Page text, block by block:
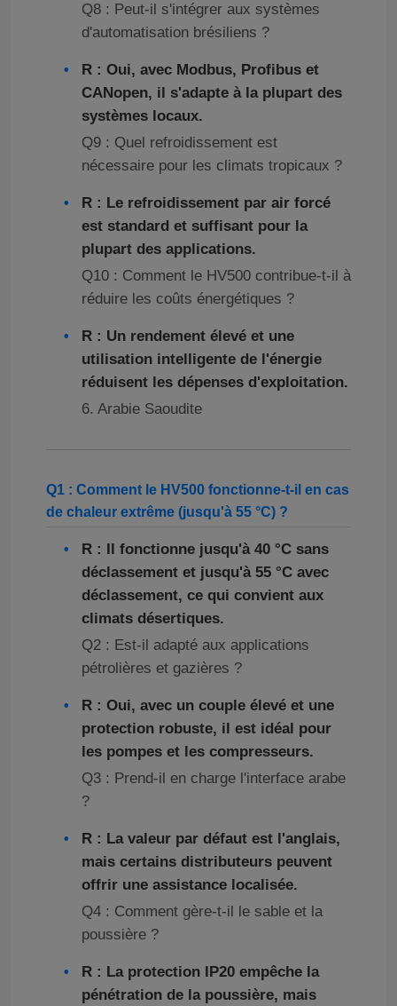
Q8 : Peut-il s'intégrer aux systèmes
d'automatisation brésiliens ?
R : Oui, avec Modbus, Profibus et
CANopen, il s'adapte à la plupart des
systèmes locaux.
Q9 : Quel refroidissement est
nécessaire pour les climats tropicaux ?
R : Le refroidissement par air forcé
est standard et suffisant pour la
plupart des applications.
Q10 : Comment le HV500 contribue-t-il à
réduire les coûts énergétiques ?
R : Un rendement élevé et une
utilisation intelligente de l'énergie
réduisent les dépenses d'exploitation.
6. Arabie Saoudite
Q1 : Comment le HV500 fonctionne-t-il en cas
de chaleur extrême (jusqu'à 55 °C) ?
R : Il fonctionne jusqu'à 40 °C sans
déclassement et jusqu'à 55 °C avec
déclassement, ce qui convient aux
climats désertiques.
Q2 : Est-il adapté aux applications
pétrolières et gazières ?
R : Oui, avec un couple élevé et une
protection robuste, il est idéal pour
les pompes et les compresseurs.
Q3 : Prend-il en charge l'interface arabe
?
R : La valeur par défaut est l'anglais,
mais certains distributeurs peuvent
offrir une assistance localisée.
Q4 : Comment gère-t-il le sable et la
poussière ?
R : La protection IP20 empêche la
pénétration de la poussière, mais